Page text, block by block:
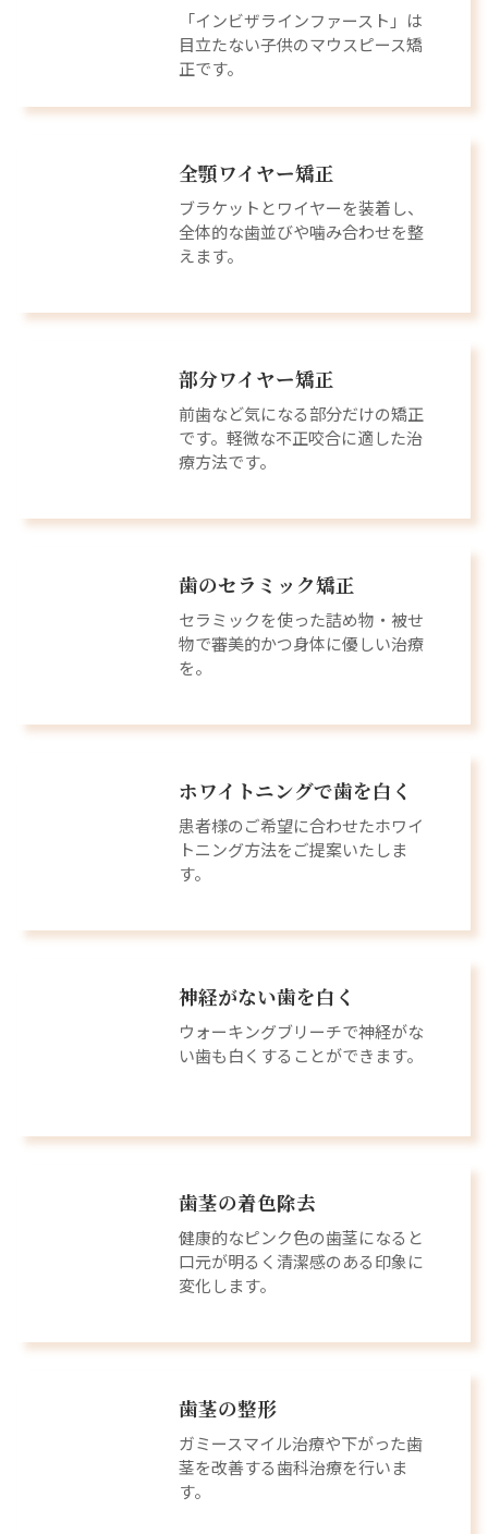
「インビザラインファースト」は
目立たない子供のマウスピース矯
正です。
全顎ワイヤー矯正
ブラケットとワイヤーを装着し、
全体的な歯並びや噛み合わせを整
えます。
部分ワイヤー矯正
前歯など気になる部分だけの矯正
です。軽微な不正咬合に適した治
療方法です。
歯のセラミック矯正
セラミックを使った詰め物・被せ
物で審美的かつ身体に優しい治療
を。
ホワイトニングで歯を白く
患者様のご希望に合わせたホワイ
トニング方法をご提案いたしま
す。
神経がない歯を白く
ウォーキングブリーチで神経がな
い歯も白くすることができます。
歯茎の着色除去
健康的なピンク色の歯茎になると
口元が明るく清潔感のある印象に
変化します。
歯茎の整形
ガミースマイル治療や下がった歯
茎を改善する歯科治療を行いま
す。